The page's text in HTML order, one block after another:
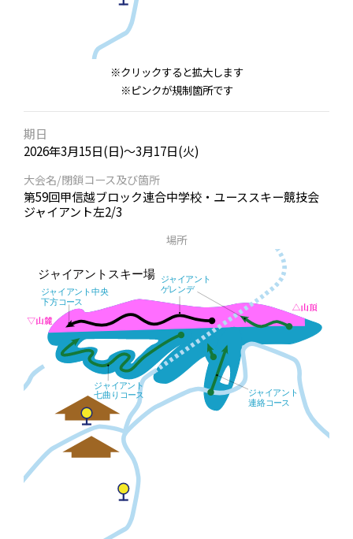
※クリックすると拡大します
※ピンクが規制箇所です
期日
2026年3月15日(日)～3月17日(火)
大会名/閉鎖コース及び箇所
第59回甲信越ブロック連合中学校・ユーススキー競技会
ジャイアント左2/3
場所